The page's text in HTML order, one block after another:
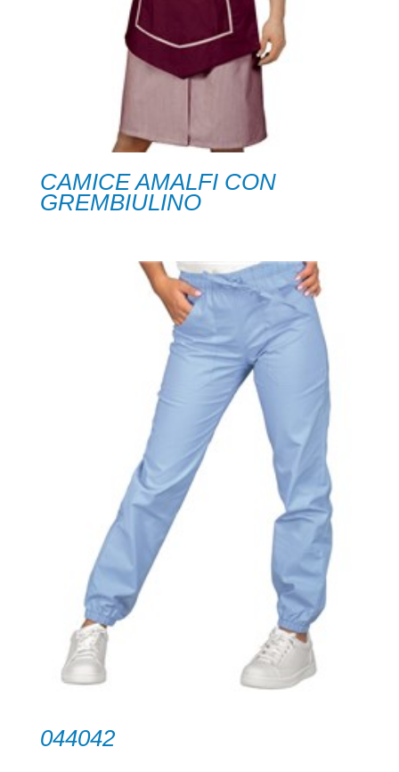
CAMICE AMALFI CON
GREMBIULINO
044042